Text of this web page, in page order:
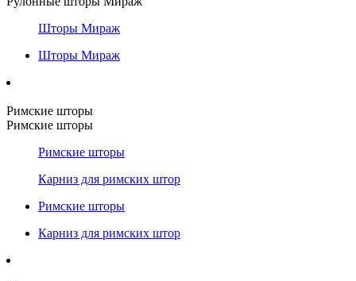
Шторы Мираж
Шторы Мираж
Римские шторы
Римские шторы
Римские шторы
Карниз для римских штор
Римские шторы
Карниз для римских штор